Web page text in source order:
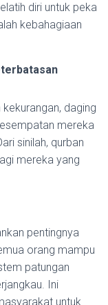
diri untuk peka
kebahagiaan
daging
mereka
sinilah, qurban
mereka yang
pentingnya
orang mampu
patungan
Ini
untuk